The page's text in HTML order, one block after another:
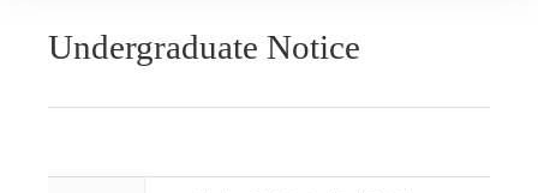
Undergraduate Notice